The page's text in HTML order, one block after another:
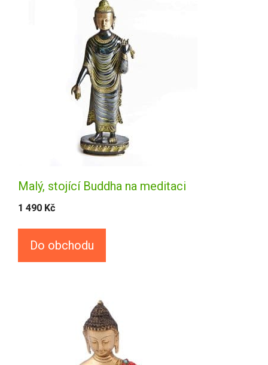
Malý, stojící Buddha na meditaci
1 490 Kč
Do obchodu